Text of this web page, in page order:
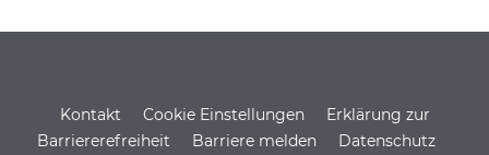
Service Informationen
Kontakt Cookie Einstellungen
Erklärung zur
Barriererefreiheit
Barriere melden
Datenschutz